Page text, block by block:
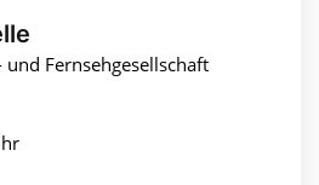
und Fernsehgesellschaft